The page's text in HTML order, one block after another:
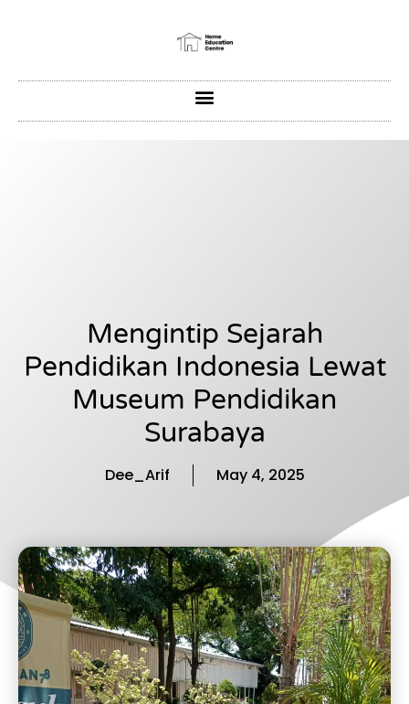
Mengintip Sejarah
Pendidikan Indonesia Lewat
Museum Pendidikan
Surabaya
Dee_Arif May 4, 2025